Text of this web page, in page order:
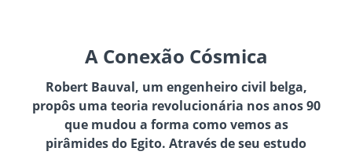
A Conexão Cósmica
Robert Bauval, um engenheiro civil belga,
propôs uma teoria revolucionária nos anos 90
que mudou a forma como vemos as
pirâmides do Egito. Através de seu estudo